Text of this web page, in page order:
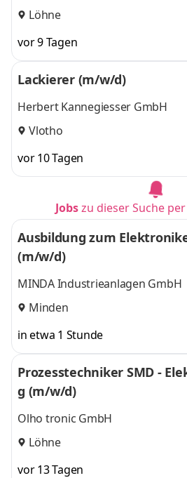
Löhne
vor 9 Tagen
Lackierer (m/w/d)
Herbert Kannegiesser GmbH
Vlotho
vor 10 Tagen
Jobszu dieser Suche
Ausbildung zum
(m/w/d)
MINDA Industrieanlagen GmbH
Minden
in etwa 1 Stunde
Prozesstechniker SMD -
g (m/w/d)
Olho tronic GmbH
Löhne
vor 13 Tagen